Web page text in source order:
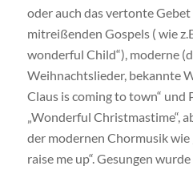
oder auch das vertonte Gebet
mitreißenden Gospels ( wie
wonderful Child“), moderne
Weihnachtslieder, bekannte
Claus is coming to town“ und
„Wonderful Christmastime“,
der modernen Chormusik wie
raise me up“. Gesungen